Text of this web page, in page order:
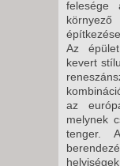
Az
kevert
az
melynek
tenger.